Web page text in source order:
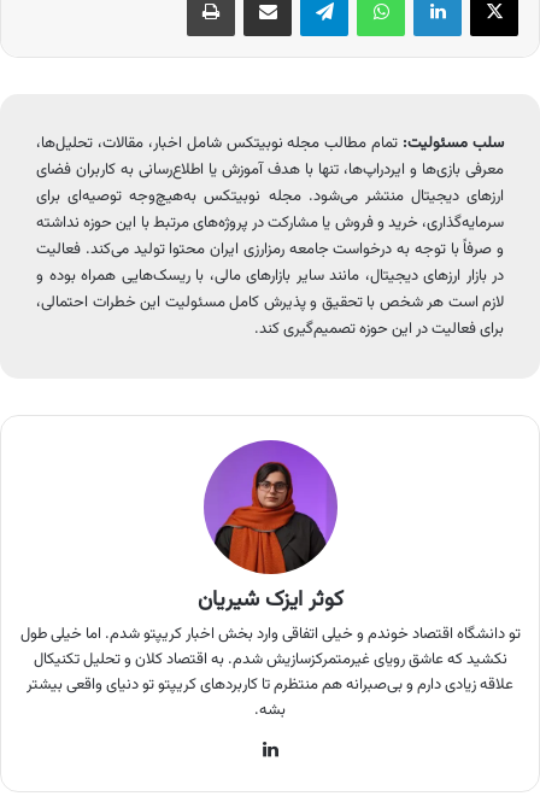
سلب مسئولیت: تمام مطالب مجله نوبیتکس شامل اخبار، مقالات، تحلیل‌ها،
معرفی بازی‌ها و ایردراپ‌ها، تنها با هدف آموزش یا اطلاع‌رسانی به کاربران فضای
ارزهای دیجیتال منتشر می‌شود. مجله نوبیتکس به‌هیچ‌وجه توصیه‌ای برای
سرمایه‌گذاری، خرید و فروش یا مشارکت در پروژه‌های مرتبط با این حوزه نداشته
و صرفاً با توجه به درخواست جامعه رمزارزی ایران محتوا تولید می‌کند. فعالیت
در بازار ارزهای دیجیتال، مانند سایر بازارهای مالی، با ریسک‌هایی همراه بوده و
لازم است هر شخص با تحقیق و پذیرش کامل مسئولیت این خطرات احتمالی،
برای فعالیت در این حوزه تصمیم‌گیری کند.
کوثر ایزک شیریان
تو دانشگاه اقتصاد خوندم و خیلی اتفاقی وارد بخش اخبار کریپتو شدم. اما خیلی طول
نکشید که عاشق رویای غیرمتمرکزسازیش شدم. به اقتصاد کلان و تحلیل تکنیکال
علاقه زیادی دارم و بی‌صبرانه هم منتظرم تا کاربردهای کریپتو تو دنیای واقعی بیشتر
بشه.